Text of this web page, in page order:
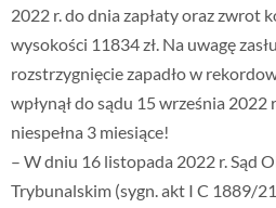
2022 r. do dnia zapłaty oraz zwrot
wysokości 11834 zł. Na uwagę
rozstrzygnięcie zapadło w
wpłynął do sądu 15 września 2022
niespełna 3 miesiące!
– W dniu 16 listopada 2022 r. Sąd
Trybunalskim (sygn. akt I C 1889/